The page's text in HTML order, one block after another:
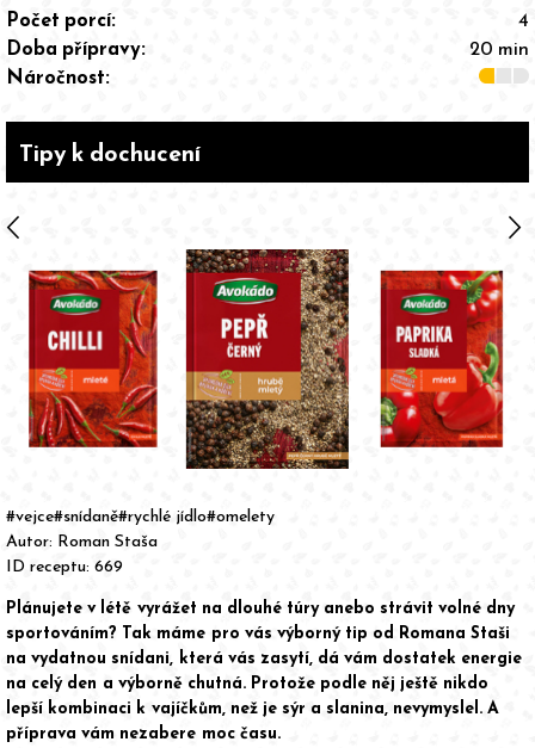
Počet porcí:
4
Doba přípravy:
20 min
Náročnost:
Tipy k dochucení
arrow_back_ios arrow_forward_ios
of
7#vejce#snídaně#rychlé jídlo#omelety
Autor: Roman Staša
ID receptu: 669
Plánujete v létě vyrážet na dlouhé túry anebo strávit volné dny
sportováním? Tak máme pro vás výborný tip od Romana Staši
na vydatnou snídani, která vás zasytí, dá vám dostatek energie
na celý den a výborně chutná. Protože podle něj ještě nikdo
lepší kombinaci k vajíčkům, než je sýr a slanina, nevymyslel. A
příprava vám nezabere moc času.